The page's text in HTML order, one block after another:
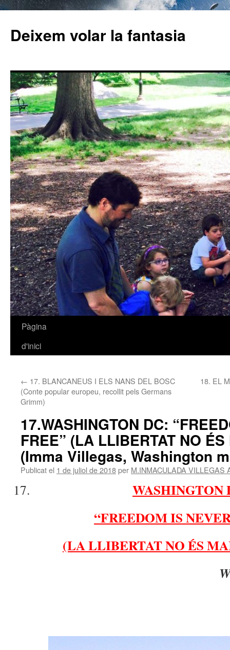
Deixem volar la fantasia
Vés
Pàgina
d'inici
← 17. BLANCANEUS I ELS NANS DEL BOSC
(Conte popular europeu, recollit pels Germans
Grimm)
18. EL
17.WASHINGTON DC:
FREE” (LA LLIBERTAT NO
(Imma Villegas, Washington
Publicat el 1 de juliol de 2018per M.INMACULADA VILLEGAS
WASHINGTON
“FREEDOM IS
(LA LLIBERTAT NO ÉS